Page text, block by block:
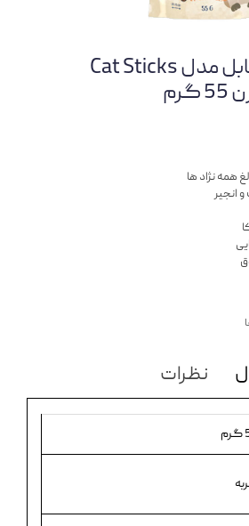
تشویقی گربه سانابل مدل Cat Sticks
همه نژاد ها
انجیر
نظرات